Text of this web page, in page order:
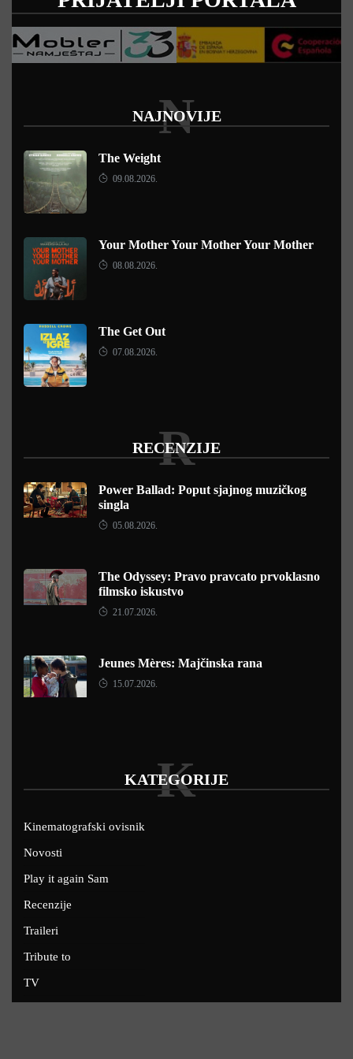
NAJNOVIJE
N
The Weight
09.08.2026.
Your Mother Your Mother Your Mother
08.08.2026.
The Get Out
07.08.2026.
RECENZIJE
R
Power Ballad: Poput sjajnog muzičkog
singla
05.08.2026.
The Odyssey: Pravo pravcato prvoklasno
filmsko iskustvo
21.07.2026.
Jeunes Mères: Majčinska rana
15.07.2026.
KATEGORIJE
K
Kinematografski ovisnik
Novosti
Play it again Sam
Recenzije
Traileri
Tribute to
TV